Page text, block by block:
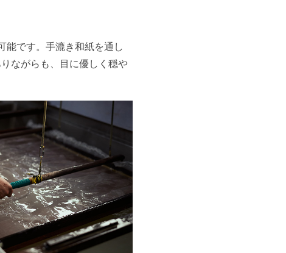
能です。手漉き和紙を通し
ながらも、目に優しく穏や